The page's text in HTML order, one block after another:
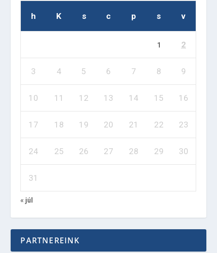
h K s c p s v
1 2
3 4 5 6 7 8 9
10 11 12 13 14 15 16
17 18 19 20 21 22 23
24 25 26 27 28 29 30
31
« júl
PARTNEREINK